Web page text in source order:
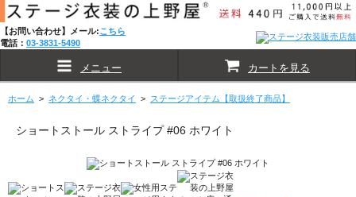
【お問い合わせ】メール:こちら
電話： 03-3831-5490
メニュー カートを見る
ホーム > ネクタイ・蝶ネクタイ > ステージアイテム【取扱終了商品】
ショートストール ストライプ #06 ホワイト